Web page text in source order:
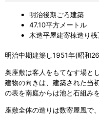
明治後期ごろ建築
47.10平方メートル
木造平屋建寄棟造り桟
明治中期建築し1951年(昭和
奥座敷は客人をもてなす場と
建物の向きは、建築された当
の表を南庭からは池と石組み
座敷全体の造りは数寄屋風で